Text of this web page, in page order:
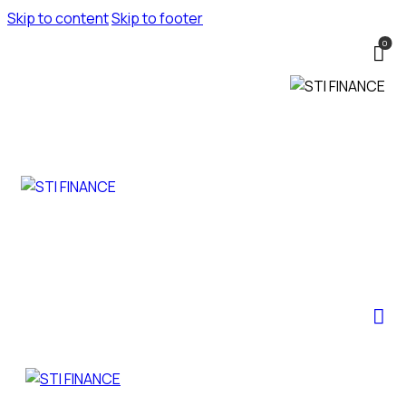
Skip to contentSkip to footer
0